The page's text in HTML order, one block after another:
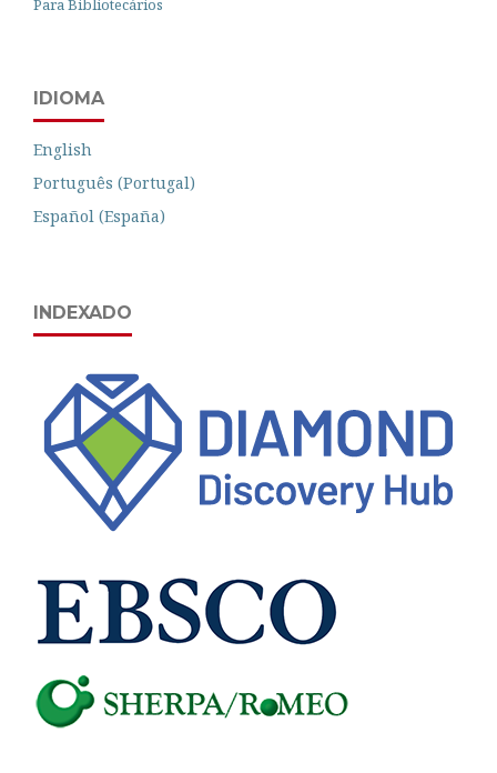
Para Bibliotecários
IDIOMA
English
Português (Portugal)
Español (España)
INDEXADO